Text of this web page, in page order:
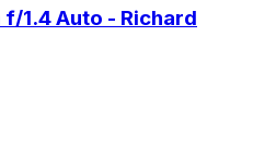
1.4 Auto - Richard